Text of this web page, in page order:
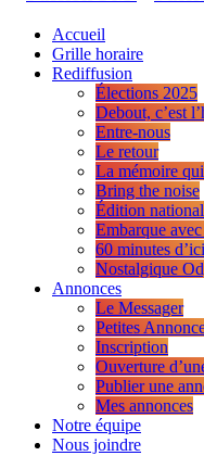
Accueil
Grille horaire
Rediffusion
Élections 2025
Debout, c’est
Entre-nous
Le retour
La mémoire
Bring the noise
Édition
Embarque
60 minutes d’ici
Nostalgique
Annonces
Le Messager
Petites
Inscription
Ouverture
Publier une
Mes annonces
Notre équipe
Nous joindre